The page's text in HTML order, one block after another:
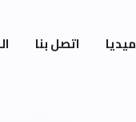
ميديا اتصل بنا